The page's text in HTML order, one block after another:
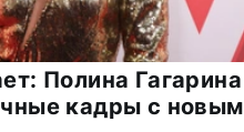
Полина Гагарина
кадры с новым